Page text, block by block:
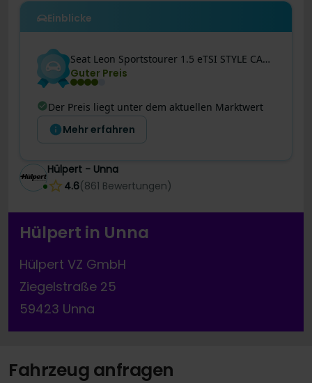
Einblicke
Seat Leon Sportstourer 1.5 eTSI STYLE CARPLAY SITZHZG
Guter Preis
Der Preis liegt unter dem aktuellen Marktwert
Mehr erfahren
Hülpert - Unna
4.6(861 Bewertungen)
Hülpert in Unna
Hülpert VZ GmbH
Ziegelstraße 25
59423 Unna
Fahrzeug anfragen